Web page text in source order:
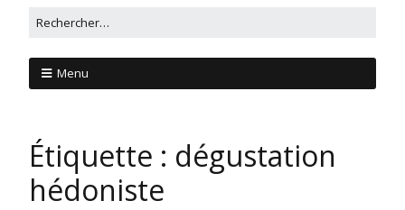
Menu
Étiquette : dégustation
hédoniste